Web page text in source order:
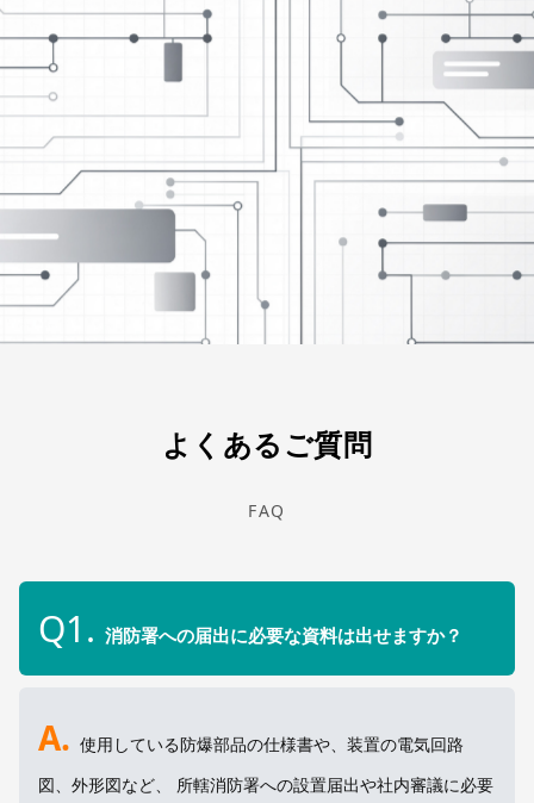
よくあるご質問
FAQ
Q1. 消防署への届出に必要な資料は出せますか？
A. 使用している防爆部品の仕様書や、装置の電気回路
図、外形図など、 所轄消防署への設置届出や社内審議に必要